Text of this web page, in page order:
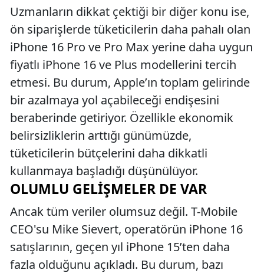
Uzmanların dikkat çektiği bir diğer konu ise,
ön siparişlerde tüketicilerin daha pahalı olan
iPhone 16 Pro ve Pro Max yerine daha uygun
fiyatlı iPhone 16 ve Plus modellerini tercih
etmesi. Bu durum, Apple’ın toplam gelirinde
bir azalmaya yol açabileceği endişesini
beraberinde getiriyor. Özellikle ekonomik
belirsizliklerin arttığı günümüzde,
tüketicilerin bütçelerini daha dikkatli
kullanmaya başladığı düşünülüyor.
OLUMLU GELIŞMELER DE VAR
Ancak tüm veriler olumsuz değil. T-Mobile
CEO'su Mike Sievert, operatörün iPhone 16
satışlarının, geçen yıl iPhone 15’ten daha
fazla olduğunu açıkladı. Bu durum, bazı